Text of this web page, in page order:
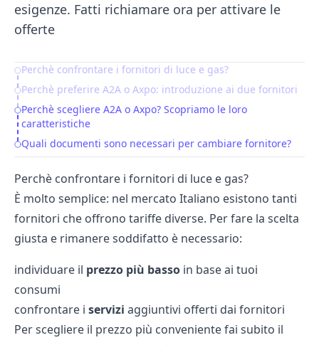
esigenze. Fatti richiamare ora per attivare le
offerte
Table of Contents
Perchè confrontare i fornitori di luce e gas?
Perchè preferire A2A o Axpo: introduzione ai due fornitori
Perchè scegliere A2A o Axpo? Scopriamo le loro
caratteristiche
Quali documenti sono necessari per cambiare fornitore?
Perchè confrontare i fornitori di luce e gas?
È molto semplice: nel mercato Italiano esistono tanti
fornitori che offrono tariffe diverse. Per fare la scelta
giusta e rimanere soddifatto è necessario:
individuare il prezzo più basso in base ai tuoi
consumi
confrontare i servizi aggiuntivi offerti dai fornitori
Per scegliere il prezzo più conveniente fai subito il